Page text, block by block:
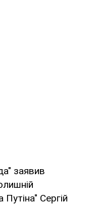
заявив
Сергій